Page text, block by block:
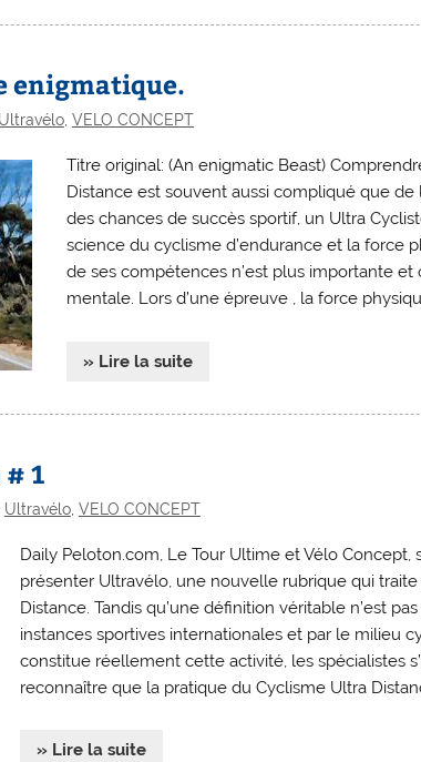
enigmatique.
Ultravélo, VELO CONCEPT
Titre original: (An enigmatic Beast)
Distance est souvent aussi compliqué que de
des chances de succès sportif, un Ultra
science du cyclisme d’endurance et la force
de ses compétences n’est plus importante et
mentale. Lors d’une épreuve , la force
» Lire la suite
1
Ultravélo, VELO CONCEPT
Daily Peloton.com, Le Tour Ultime et Vélo Concept,
présenter Ultravélo, une nouvelle rubrique qui
Distance. Tandis qu’une définition véritable n’est
instances sportives internationales et par le milieu
constitue réellement cette activité, les spécialistes
reconnaître que la pratique du Cyclisme Ultra
» Lire la suite